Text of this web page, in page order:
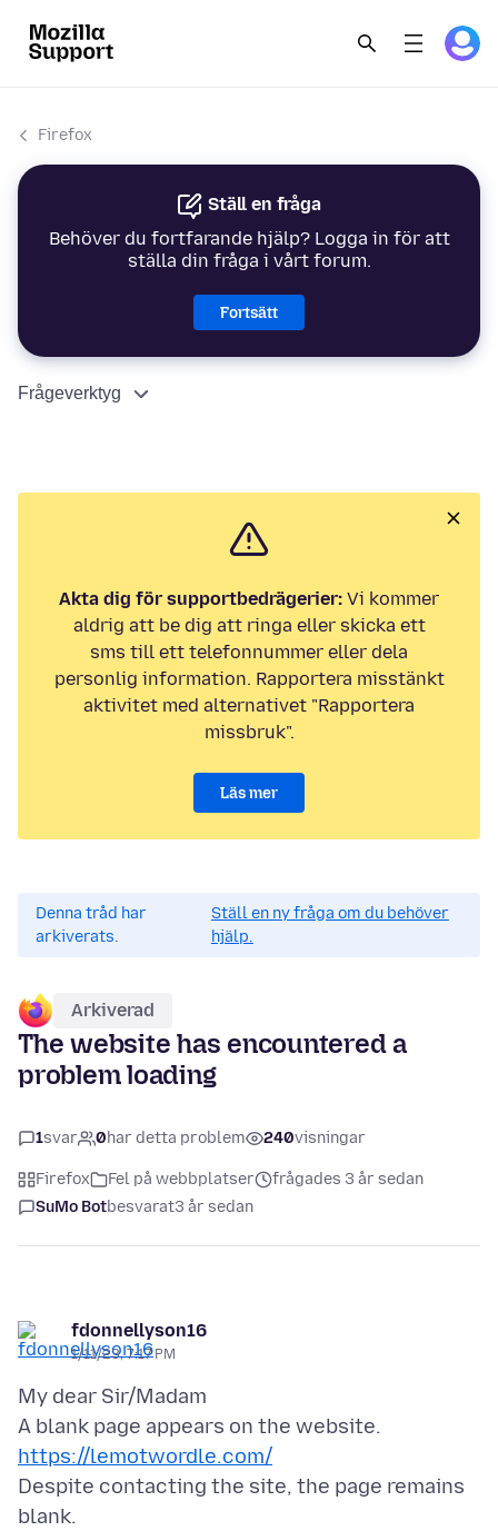
Firefox
Ställ en fråga
Behöver du fortfarande hjälp? Logga in för att
ställa din fråga i vårt forum.
Fortsätt
Frågeverktyg
Akta dig för supportbedrägerier: Vi kommer
aldrig att be dig att ringa eller skicka ett
sms till ett telefonnummer eller dela
personlig information. Rapportera misstänkt
aktivitet med alternativet "Rapportera
missbruk".
Läs mer
Denna tråd har
arkiverats.
Ställ en ny fråga om du behöver
hjälp.
Arkiverad
The website has encountered a
problem loading
1svar 0har detta problem 240visningar
Firefox Fel på webbplatser
frågades 3 år sedan
SuMo Botbesvarat3 år sedan
fdonnellyson16
1/11/23, 7:17 PM
My dear Sir/Madam
https://lemotwordle.com/
Despite contacting the site, the page remains
blank.